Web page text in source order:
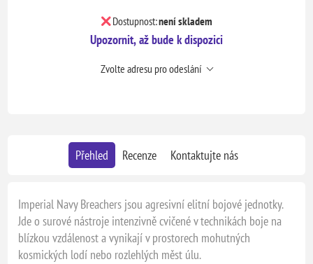
Dostupnost:není skladem
Upozornit, až bude k dispozici
Zvolte adresu pro odeslání
Přehled Recenze Kontaktujte nás
Imperial Navy Breachers jsou agresivní elitní bojové jednotky.
Jde o surové nástroje intenzivně cvičené v technikách boje na
blízkou vzdálenost a vynikají v prostorech mohutných
kosmických lodí nebo rozlehlých měst úlu.